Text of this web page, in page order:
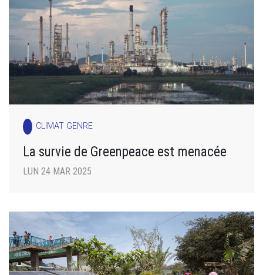
CLIMAT GENRE
La survie de Greenpeace est menacée
LUN 24 MAR 2025